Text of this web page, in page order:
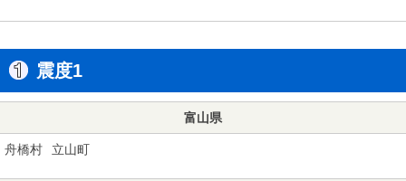
震度1
富山県
舟橋村 立山町